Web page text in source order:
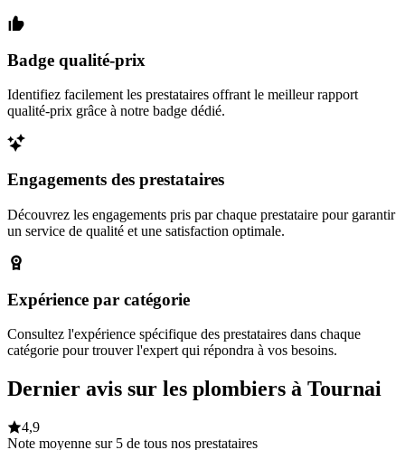
Badge qualité-prix
Identifiez facilement les prestataires offrant le meilleur rapport
qualité-prix grâce à notre badge dédié.
Engagements des prestataires
Découvrez les engagements pris par chaque prestataire pour garantir
un service de qualité et une satisfaction optimale.
Expérience par catégorie
Consultez l'expérience spécifique des prestataires dans chaque
catégorie pour trouver l'expert qui répondra à vos besoins.
Dernier avis sur les plombiers à Tournai
4,9
Note moyenne sur 5 de tous nos prestataires